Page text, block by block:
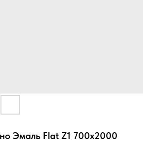
Эмаль Flat Z1 700х2000